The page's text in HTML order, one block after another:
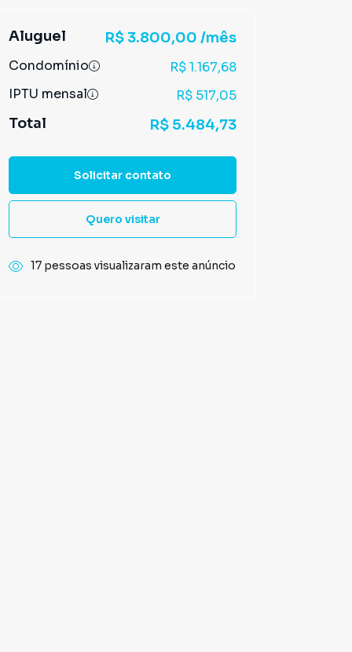
Aluguel R$ 3.800,00 /mês
Condomínio
R$ 1.167,68
IPTU mensal
R$ 517,05
Total R$ 5.484,73
Solicitar contato
Quero visitar
17 pessoas visualizaram este anúncio